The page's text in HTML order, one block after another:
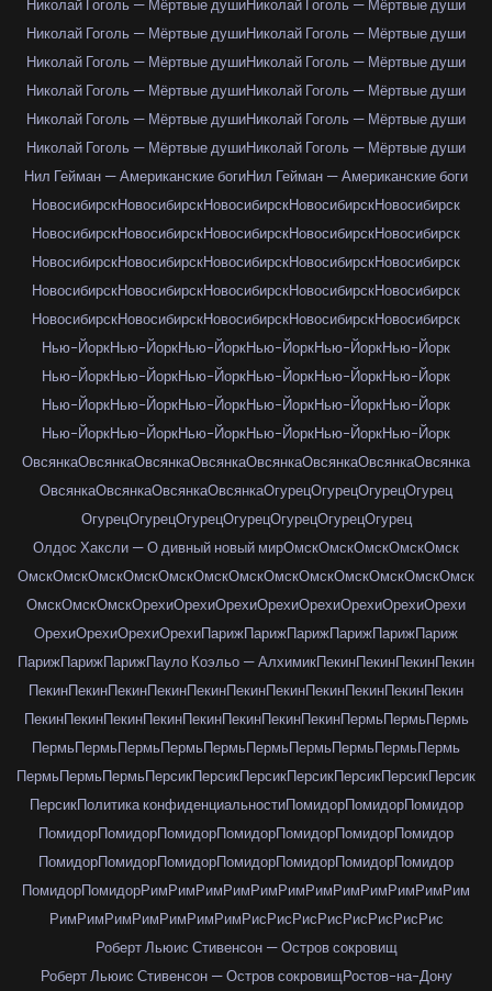
Николай Гоголь — Мёртвые душиНиколай Гоголь — Мёртвые души
Николай Гоголь — Мёртвые душиНиколай Гоголь — Мёртвые души
Николай Гоголь — Мёртвые душиНиколай Гоголь — Мёртвые души
Николай Гоголь — Мёртвые душиНиколай Гоголь — Мёртвые души
Николай Гоголь — Мёртвые душиНиколай Гоголь — Мёртвые души
Николай Гоголь — Мёртвые душиНиколай Гоголь — Мёртвые души
Нил Гейман — Американские богиНил Гейман — Американские боги
НовосибирскНовосибирскНовосибирскНовосибирскНовосибирск
НовосибирскНовосибирскНовосибирскНовосибирскНовосибирск
НовосибирскНовосибирскНовосибирскНовосибирскНовосибирск
НовосибирскНовосибирскНовосибирскНовосибирскНовосибирск
НовосибирскНовосибирскНовосибирскНовосибирскНовосибирск
Нью-ЙоркНью-ЙоркНью-ЙоркНью-ЙоркНью-ЙоркНью-Йорк
Нью-ЙоркНью-ЙоркНью-ЙоркНью-ЙоркНью-ЙоркНью-Йорк
Нью-ЙоркНью-ЙоркНью-ЙоркНью-ЙоркНью-ЙоркНью-Йорк
Нью-ЙоркНью-ЙоркНью-ЙоркНью-ЙоркНью-ЙоркНью-Йорк
ОвсянкаОвсянкаОвсянкаОвсянкаОвсянкаОвсянкаОвсянкаОвсянка
ОвсянкаОвсянкаОвсянкаОвсянкаОгурецОгурецОгурецОгурец
ОгурецОгурецОгурецОгурецОгурецОгурецОгурец
Олдос Хаксли — О дивный новый мирОмскОмскОмскОмскОмск
ОмскОмскОмскОмскОмскОмскОмскОмскОмскОмскОмскОмскОмск
ОмскОмскОмскОрехиОрехиОрехиОрехиОрехиОрехиОрехиОрехи
ОрехиОрехиОрехиОрехиПарижПарижПарижПарижПарижПариж
ПарижПарижПарижПауло Коэльо — АлхимикПекинПекинПекинПекин
ПекинПекинПекинПекинПекинПекинПекинПекинПекинПекинПекин
ПекинПекинПекинПекинПекинПекинПекинПекинПермьПермьПермь
ПермьПермьПермьПермьПермьПермьПермьПермьПермьПермь
ПермьПермьПермьПерсикПерсикПерсикПерсикПерсикПерсикПерсик
ПерсикПолитика конфиденциальностиПомидорПомидорПомидор
ПомидорПомидорПомидорПомидорПомидорПомидорПомидор
ПомидорПомидорПомидорПомидорПомидорПомидорПомидор
ПомидорПомидорРимРимРимРимРимРимРимРимРимРимРимРим
РимРимРимРимРимРимРимРисРисРисРисРисРисРисРис
Роберт Льюис Стивенсон — Остров сокровищ
Роберт Льюис Стивенсон — Остров сокровищРостов-на-Дону